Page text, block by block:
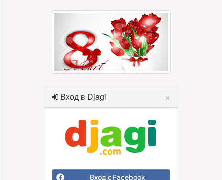
Вход в Djagi ×
Вход с Facebook